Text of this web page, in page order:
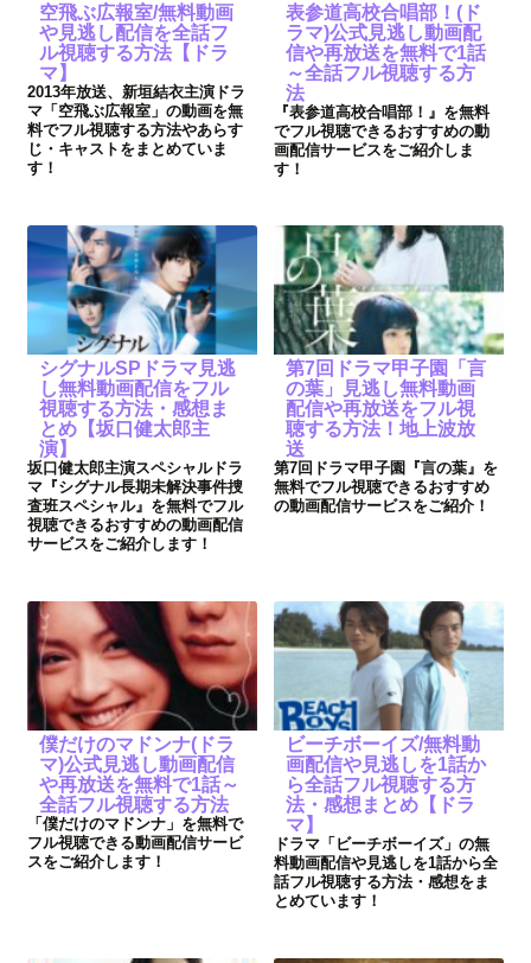
空飛ぶ広報室/無料動画
や見逃し配信を全話フ
ル視聴する方法【ドラ
マ】
2013年放送、新垣結衣主演ドラ
マ「空飛ぶ広報室」の動画を無
料でフル視聴する方法やあらす
じ・キャストをまとめていま
す！
表参道高校合唱部！(ド
ラマ)公式見逃し動画配
信や再放送を無料で1話
～全話フル視聴する方
法
『表参道高校合唱部！』を無料
でフル視聴できるおすすめの動
画配信サービスをご紹介しま
す！
シグナルSPドラマ見逃
し無料動画配信をフル
視聴する方法・感想ま
とめ【坂口健太郎主
演】
坂口健太郎主演スペシャルドラ
マ『シグナル長期未解決事件捜
査班スペシャル』を無料でフル
視聴できるおすすめの動画配信
サービスをご紹介します！
第7回ドラマ甲子園「言
の葉」見逃し無料動画
配信や再放送をフル視
聴する方法！地上波放
送
第7回ドラマ甲子園『言の葉』を
無料でフル視聴できるおすすめ
の動画配信サービスをご紹介！
僕だけのマドンナ(ドラ
マ)公式見逃し動画配信
や再放送を無料で1話～
全話フル視聴する方法
「僕だけのマドンナ」を無料で
フル視聴できる動画配信サービ
スをご紹介します！
ビーチボーイズ/無料動
画配信や見逃しを1話か
ら全話フル視聴する方
法・感想まとめ【ドラ
マ】
ドラマ「ビーチボーイズ」の無
料動画配信や見逃しを1話から全
話フル視聴する方法・感想をま
とめています！